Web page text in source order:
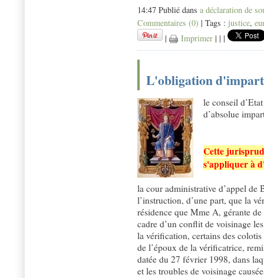
14:47 Publié dans a déclaration de
Commentaires (0) | Tags : justice,
|
Imprimer | | |
L'obligation
le conseil
d’absolue
Cette
s'appliquer à
la cour administrative d’appel de
l’instruction, d’une part, que la
résidence que Mme A, gérante
cadre d’un conflit de voisinage
la vérification, certains des
de l’époux de la vérificatrice,
datée du 27 février 1998, dans
et les troubles de voisinage